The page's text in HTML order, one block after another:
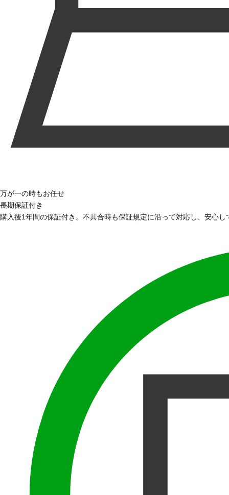
万が一の時もお任せ
長期保証付き
購入後1年間の保証付き。不具合時も保証規定に沿って対応し、安心